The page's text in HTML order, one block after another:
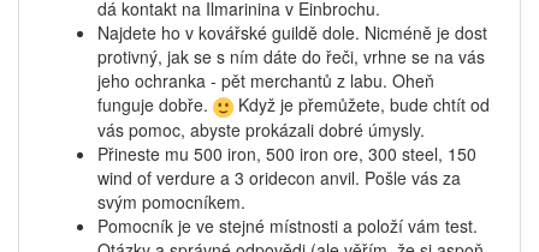
dá kontakt na Ilmarinina v Einbrochu.
Najdete ho v kovářské guildě dole. Nicméně je dost
protivný, jak se s ním dáte do řeči, vrhne se na vás
jeho ochranka - pět merchantů z labu. Oheň
funguje dobře.
Když je přemůžete, bude chtít od
vás pomoc, abyste prokázali dobré úmysly.
Přineste mu 500 iron, 500 iron ore, 300 steel, 150
wind of verdure a 3 oridecon anvil. Pošle vás za
svým pomocníkem.
Pomocník je ve stejné místnosti a položí vám test.